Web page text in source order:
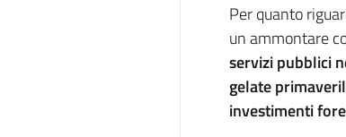
Per quanto
un ammontare
servizi pubblici
gelate
investimenti